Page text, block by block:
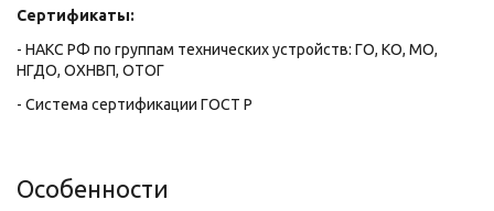
Сертификаты:
- НАКС РФ по группам технических устройств: ГО, КО, МО,
НГДО, ОХНВП, ОТОГ
- Система сертификации ГОСТ Р
Особенности